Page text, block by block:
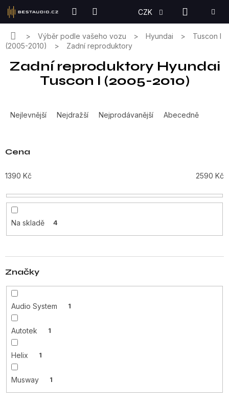
Přejít
obsah
CZK
KOŠÍK
DomůVýběr podle vašeho vozu Hyundai
Tuscon I
(2005-2010)
Zadní reproduktory
Zadní reproduktory Hyundai
Tuscon I (2005-2010)
a
n
í
r
o
d
u
t
Nejlevnější Nejdražší Nejprodávanější Abecedně
Cena
1390 Kč 2590 Kč
Na skladě 4
Značky
Audio System 1
Autotek 1
Helix 1
Musway 1